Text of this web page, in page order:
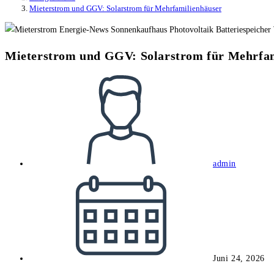
Mieterstrom und GGV: Solarstrom für Mehrfamilienhäuser
Mieterstrom und GGV: Solarstrom für
admin
veröffentlicht:
Juni 24, 2026